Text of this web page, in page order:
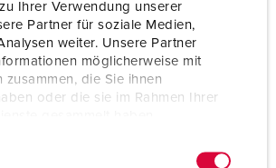
Ihrer Verwendung unserer
Partner für soziale Medien,
weiter. Unsere Partner
möglicherweise mit
zusammen, die Sie ihnen
oder die sie im Rahmen Ihrer